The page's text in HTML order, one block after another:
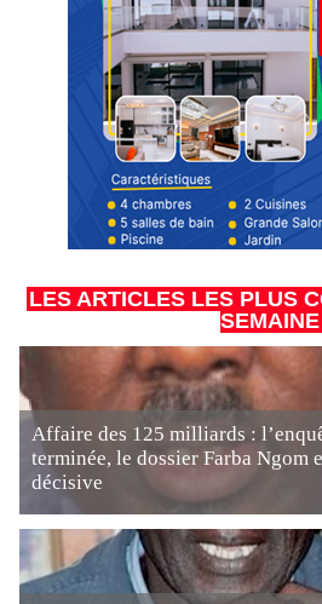
LES ARTICLES LES PLUS
SEMAINE
Affaire des 125 milliards :
terminée, le dossier Farba Ngom
décisive